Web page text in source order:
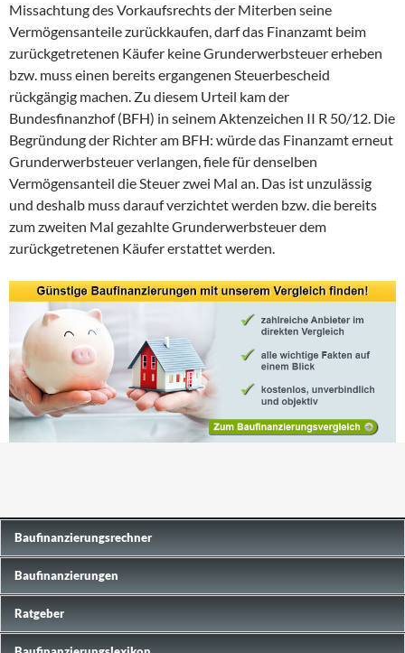
Missachtung des Vorkaufsrechts der Miterben seine
Vermögensanteile zurückkaufen, darf das Finanzamt beim
zurückgetretenen Käufer keine Grunderwerbsteuer erheben
bzw. muss einen bereits ergangenen Steuerbescheid
rückgängig machen. Zu diesem Urteil kam der
Bundesfinanzhof (BFH) in seinem Aktenzeichen II R 50/12. Die
Begründung der Richter am BFH: würde das Finanzamt erneut
Grunderwerbsteuer verlangen, fiele für denselben
Vermögensanteil die Steuer zwei Mal an. Das ist unzulässig
und deshalb muss darauf verzichtet werden bzw. die bereits
zum zweiten Mal gezahlte Grunderwerbsteuer dem
zurückgetretenen Käufer erstattet werden.
Baufinanzierungs­rechner
Baufinanzierungen
Ratgeber